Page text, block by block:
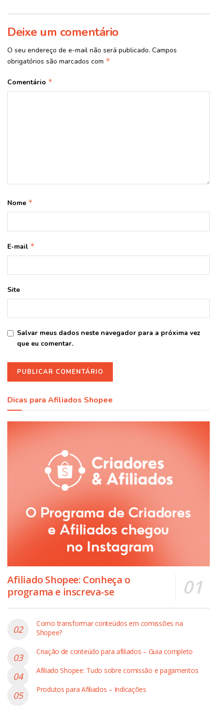
Deixe um comentário
O seu endereço de e-mail não será publicado. Campos
obrigatórios são marcados com *
Comentário *
Nome *
E-mail *
Site
Salvar meus dados neste navegador para a próxima vez
que eu comentar.
Dicas para Afiliados Shopee
Afiliado Shopee: Conheça o
programa e inscreva-se
Como transformar conteúdos em comissões na
Shopee?
Criação de conteúdo para afiliados – Guia completo
Afiliado Shopee: Tudo sobre comissão e pagamentos
Produtos para Afiliados – Indicações